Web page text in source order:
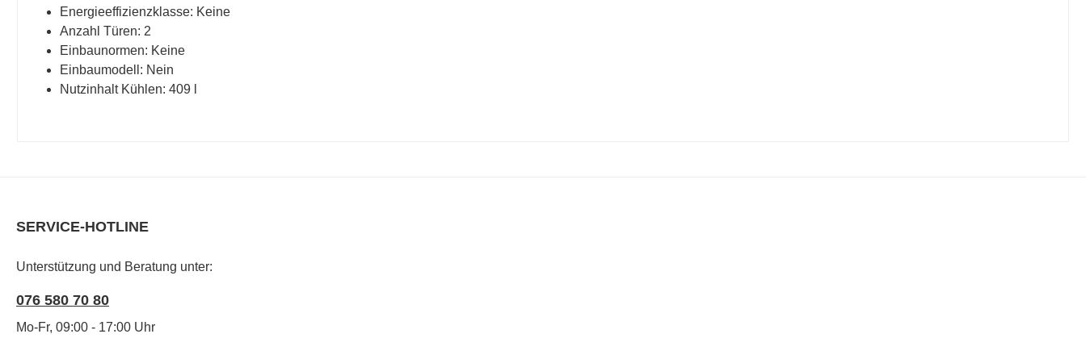
Energieeffizienzklasse: Keine
Anzahl Türen: 2
Einbaunormen: Keine
Einbaumodell: Nein
Nutzinhalt Kühlen: 409 l
SERVICE-HOTLINE
Unterstützung und Beratung unter:
076 580 70 80
Mo-Fr, 09:00 - 17:00 Uhr